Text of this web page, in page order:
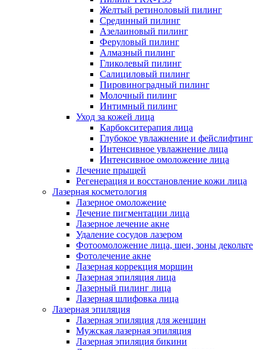
Желтый ретиноловый пилинг
Срединный пилинг
Азелаиновый пилинг
Феруловый пилинг
Алмазный пилинг
Гликолевый пилинг
Салициловый пилинг
Пировиноградный пилинг
Молочный пилинг
Интимный пилинг
Уход за кожей лица
Карбокситерапия лица
Глубокое увлажнение и фейслифтинг
Интенсивное увлажнение лица
Интенсивное омоложение лица
Лечение прыщей
Регенерация и восстановление кожи лица
Лазерная косметология
Лазерное омоложение
Лечение пигментации лица
Лазерное лечение акне
Удаление сосудов лазером
Фотоомоложение лица, шеи, зоны декольте
Фотолечение акне
Лазерная коррекция морщин
Лазерная эпиляция лица
Лазерный пилинг лица
Лазерная шлифовка лица
Лазерная эпиляция
Лазерная эпиляция для женщин
Мужская лазерная эпиляция
Лазерная эпиляция бикини